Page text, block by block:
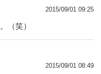
2015/09/01 09:25
（笑）
2015/09/01 08:49